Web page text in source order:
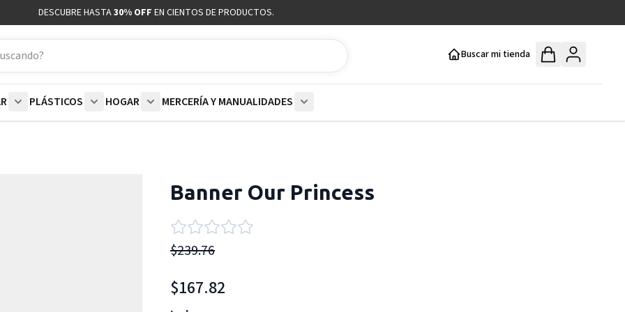
DESCUBRE HASTA30% OFF EN CIENTOS DE PRODUCTOS.
Buscar mi tienda
PLÁSTICOS
HOGAR
MERCERÍA Y MANUALIDADES
Banner Our Princess
$239.76
$167.82